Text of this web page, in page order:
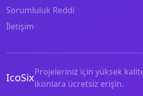
Sorumluluk Reddi
İletişim
IcoSixProjeleriniz için yüksek
ikonlara ücretsiz erişin.